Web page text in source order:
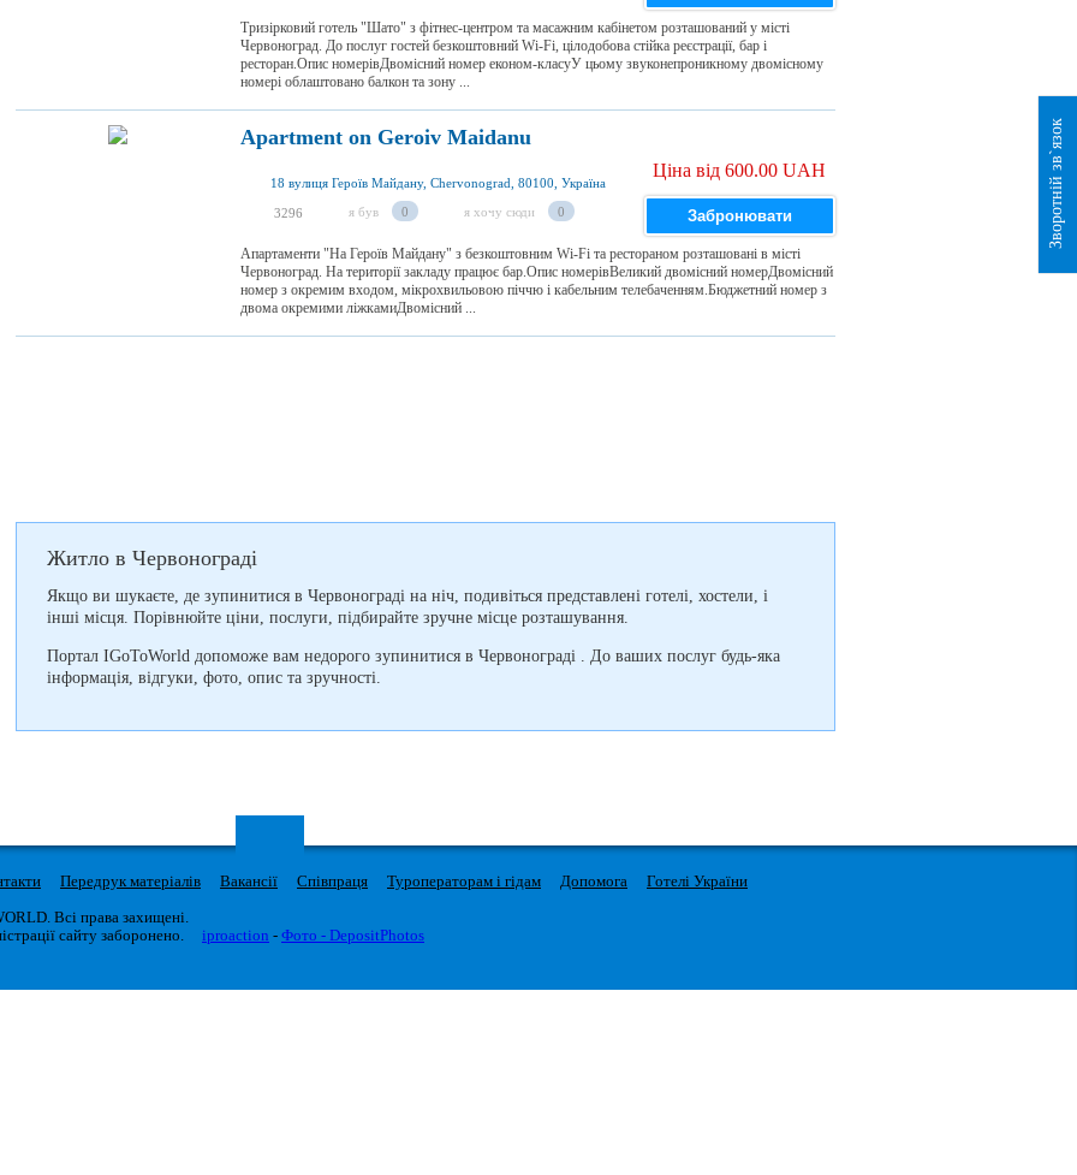
Тризірковий готель "Шато" з фітнес-центром та масажним кабінетом розташований у місті
Червоноград. До послуг гостей безкоштовний Wi-Fi, цілодобова стійка реєстрації, бар і
ресторан.Опис номерівДвомісний номер економ-класуУ цьому звуконепроникному двомісному
номері облаштовано балкон та зону ...
Apartment on Geroiv Maidanu
18 вулиця Героїв Майдану, Chervonograd, 80100, Україна
3296 я був 0 я хочу сюди 0
Ціна від 600.00 UAH
Забронювати
Апартаменти "На Героїв Майдану" з безкоштовним Wi-Fi та рестораном розташовані в місті
Червоноград. На території закладу працює бар.Опис номерівВеликий двомісний номерДвомісний
номер з окремим входом, мікрохвильовою піччю і кабельним телебаченням.Бюджетний номер з
двома окремими ліжкамиДвомісний ...
Житло в Червонограді
Якщо ви шукаєте, де зупинитися в Червонограді на ніч, подивіться представлені готелі, хостели, і
інші місця. Порівнюйте ціни, послуги, підбирайте зручне місце розташування.
Портал IGoToWorld допоможе вам недорого зупинитися в Червонограді . До ваших послуг будь-яка
інформація, відгуки, фото, опис та зручності.
Передрук матеріалів Вакансії Співпраця Туроператорам і гідам Допомога
Готелі України
Всі права захищені.
сайту заборонено.
iproaction - Фото - DepositPhotos
Зворотній зв`язок